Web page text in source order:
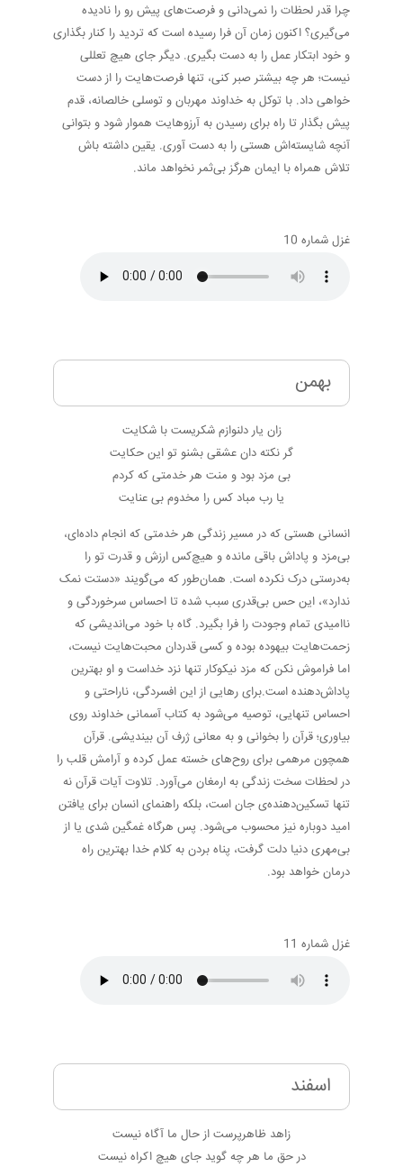
چرا قدر لحظات را نمی‌دانی و فرصت‌های پیش رو را نادیده
می‌گیری؟ اکنون زمان آن فرا رسیده است که تردید را کنار بگذاری
و خود ابتکار عمل را به دست بگیری. دیگر جای هیچ تعللی
نیست؛ هر چه بیشتر صبر کنی، تنها فرصت‌هایت را از دست
خواهی داد. با توکل به خداوند مهربان و توسلی خالصانه، قدم
پیش بگذار تا راه برای رسیدن به آرزوهایت هموار شود و بتوانی
آنچه شایسته‌اش هستی را به دست آوری. یقین داشته باش
تلاش همراه با ایمان هرگز بی‌ثمر نخواهد ماند.
غزل شماره 10
بهمن
زان یار دلنوازم شکریست با شکایت
گر نکته دان عشقی بشنو تو این حکایت
بی مزد بود و منت هر خدمتی که کردم
یا رب مباد کس را مخدوم بی عنایت
انسانی هستی که در مسیر زندگی هر خدمتی که انجام داده‌ای،
بی‌مزد و پاداش باقی مانده و هیچ‌کس ارزش و قدرت تو را
به‌درستی درک نکرده است. همان‌طور که می‌گویند «دستت نمک
ندارد»، این حس بی‌قدری سبب شده تا احساس سرخوردگی و
ناامیدی تمام وجودت را فرا بگیرد. گاه با خود می‌اندیشی که
زحمت‌هایت بیهوده بوده و کسی قدردان محبت‌هایت نیست،
اما فراموش نکن که مزد نیکوکار تنها نزد خداست و او بهترین
پاداش‌دهنده است.برای رهایی از این افسردگی، ناراحتی و
احساس تنهایی، توصیه می‌شود به کتاب آسمانی خداوند روی
بیاوری؛ قرآن را بخوانی و به معانی ژرف آن بیندیشی. قرآن
همچون مرهمی برای روح‌های خسته عمل کرده و آرامش قلب را
در لحظات سخت زندگی به ارمغان می‌آورد. تلاوت آیات قرآن نه
تنها تسکین‌دهنده‌ی جان است، بلکه راهنمای انسان برای یافتن
امید دوباره نیز محسوب می‌شود. پس هرگاه غمگین شدی یا از
بی‌مهری دنیا دلت گرفت، پناه بردن به کلام خدا بهترین راه
درمان خواهد بود.
غزل شماره 11
اسفند
زاهد ظاهرپرست از حال ما آگاه نیست
در حق ما هر چه گوید جای هیچ اکراه نیست